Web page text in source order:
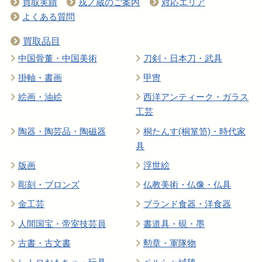
買取実績 戎ノ蔵のご案内
対応エリア
よくある質問
買取品目
中国骨董・中国美術
刀剣・日本刀・武具
掛軸・書画
甲冑
絵画・油絵
西洋アンティーク・ガラス
工芸
陶器・陶芸品・陶磁器
桐たんす(桐箪笥)・時代家
具
版画
浮世絵
彫刻・ブロンズ
仏教美術・仏像・仏具
金工芸
ブランド食器・洋食器
人間国宝・帝室技芸員
書道具・硯・墨
古書・古文書
勲章・軍隊物